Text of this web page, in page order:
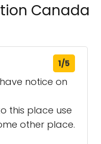
Canada
1/5
notice on
this place use
other place.